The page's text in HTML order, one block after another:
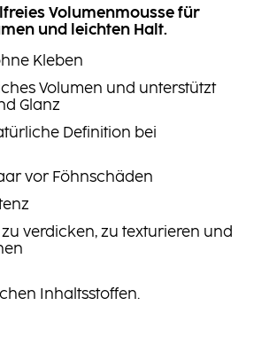
Volumenmousse für
und leichten Halt.
Kleben
Volumen und unterstützt
Glanz
Definition bei
vor Föhnschäden
verdicken, zu texturieren und
Inhaltsstoffen.